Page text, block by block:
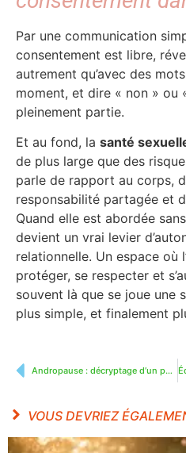
Par une communication
consentement est libre,
autrement qu’avec des
moment, et dire « non » ou
pleinement partie.
Et au fond, la santé
de plus large que des
parle de rapport au corps,
responsabilité partagée et
Quand elle est abordée
devient un vrai levier
relationnelle. Un espace où
protéger, se respecter et
souvent là que se joue une
plus simple, et finalement
Andropause : décryptage d’un phénomène clé du vieillissement masculin
VOUS DEVRIEZ